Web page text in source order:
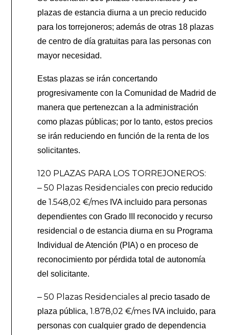
plazas de estancia diurna a un precio reducido
para los torrejoneros; además de otras 18 plazas
de centro de día gratuitas para las personas con
mayor necesidad.
Estas plazas se irán concertando
progresivamente con la Comunidad de Madrid de
manera que pertenezcan a la administración
como plazas públicas; por lo tanto, estos precios
se irán reduciendo en función de la renta de los
solicitantes.
120 PLAZAS PARA LOS TORREJONEROS:
–50 Plazas Residenciales con precio reducido
de1.548,02 €/mes IVA incluido para personas
dependientes con Grado III reconocido y recurso
residencial o de estancia diurna en su Programa
Individual de Atención (PIA) o en proceso de
reconocimiento por pérdida total de autonomía
del solicitante.
–50 Plazas Residenciales al precio tasado de
plaza pública,1.878,02 €/mes IVA incluido, para
personas con cualquier grado de dependencia